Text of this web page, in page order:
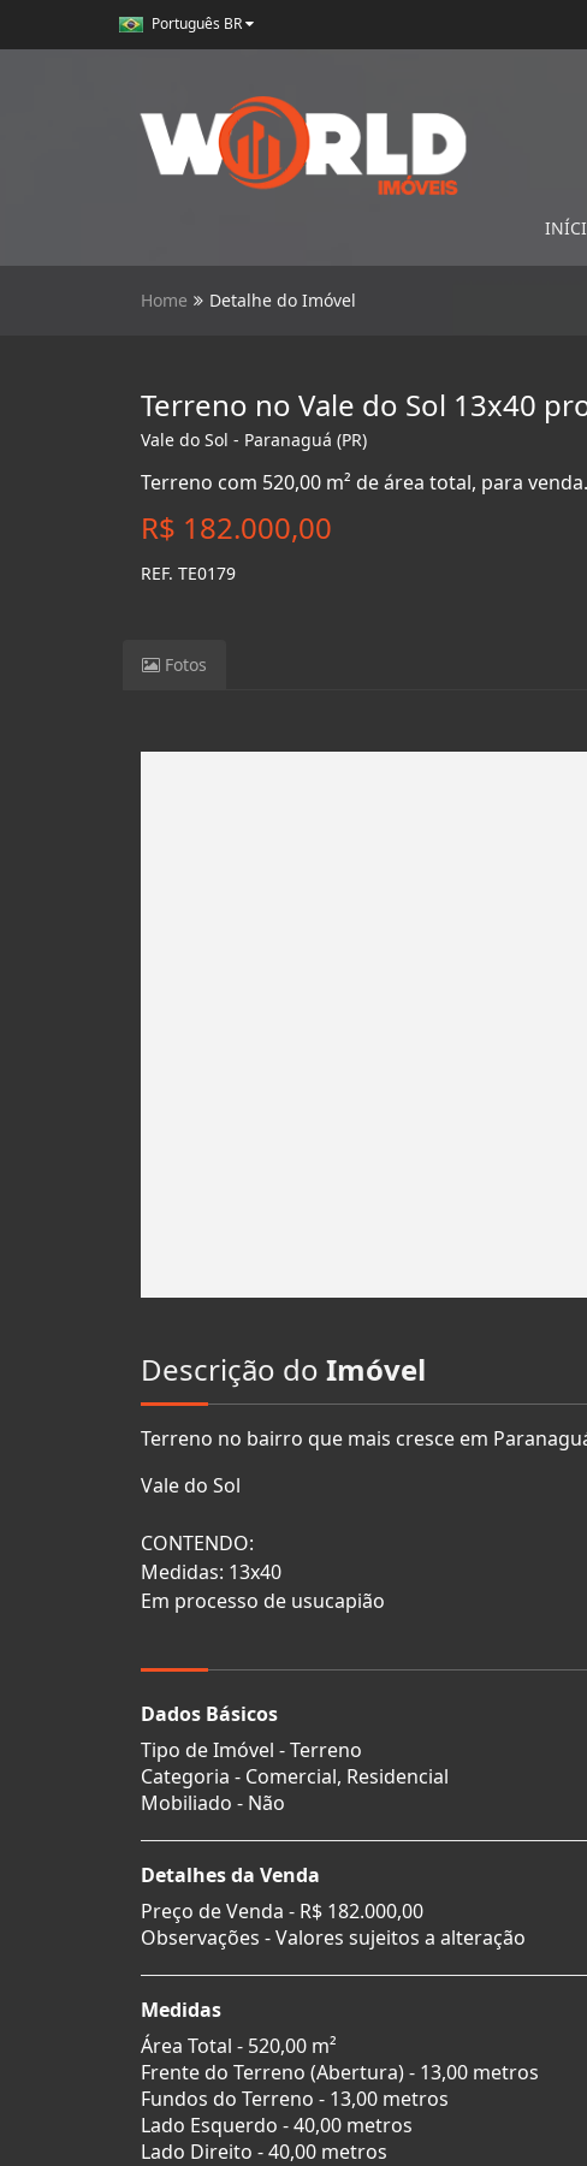
Português BR
Home Detalhe do Imóvel
Terreno no Vale do Sol 13x40
Vale do Sol - Paranaguá (PR)
Terreno com 520,00 m² de área total, para
R$ 182.000,00
REF. TE0179
Fotos
Descrição do Imóvel
Terreno no bairro que mais cresce em
Vale do Sol
CONTENDO:
Medidas: 13x40
Em processo de usucapião
Dados Básicos
Tipo de Imóvel - Terreno
Categoria - Comercial, Residencial
Mobiliado - Não
Detalhes da Venda
Preço de Venda - R$ 182.000,00
Observações - Valores sujeitos a alteração
Medidas
Área Total - 520,00 m²
Frente do Terreno (Abertura) - 13,00 metros
Fundos do Terreno - 13,00 metros
Lado Esquerdo - 40,00 metros
Lado Direito - 40,00 metros